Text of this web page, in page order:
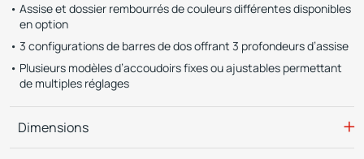
Assise et dossier rembourrés de couleurs différentes disponibles
en option
3 configurations de barres de dos offrant 3 profondeurs d’assise
Plusieurs modèles d’accoudoirs fixes ou ajustables permettant
de multiples réglages
Dimensions